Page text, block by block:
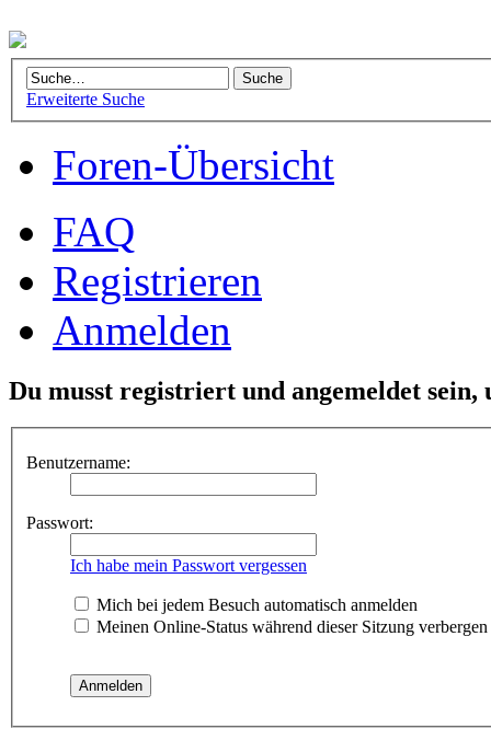
Erweiterte Suche
Foren-Übersicht
FAQ
Registrieren
Anmelden
Du musst registriert und angemeldet
Benutzername:
Passwort:
Ich habe mein Passwort vergessen
Mich bei jedem Besuch automatisch anmelden
Meinen Online-Status während dieser Sitzung verbergen